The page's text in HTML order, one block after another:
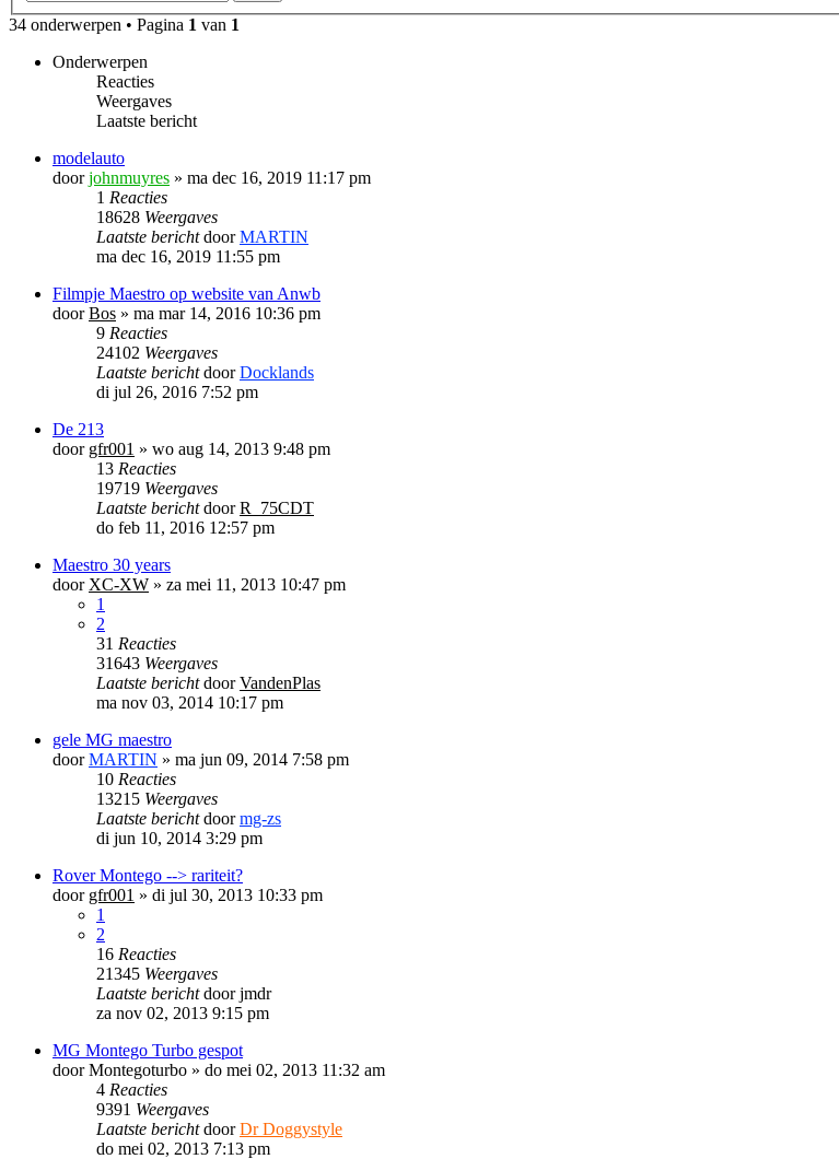
34 onderwerpen • Pagina 1 van 1
Onderwerpen
Reacties
Weergaves
Laatste bericht
modelauto
doorjohnmuyres » ma dec 16, 2019 11:17 pm
1 Reacties
18628 Weergaves
Laatste berichtdoorMARTIN
ma dec 16, 2019 11:55 pm
Filmpje Maestro op website van Anwb
doorBos » ma mar 14, 2016 10:36 pm
9 Reacties
24102 Weergaves
Laatste berichtdoorDocklands
di jul 26, 2016 7:52 pm
De 213
door gfr001 » wo aug 14, 2013 9:48 pm
13 Reacties
19719 Weergaves
Laatste berichtdoorR_75CDT
do feb 11, 2016 12:57 pm
Maestro 30 years
door XC-XW » za mei 11, 2013 10:47 pm
1
2
31 Reacties
31643 Weergaves
Laatste berichtdoorVandenPlas
ma nov 03, 2014 10:17 pm
gele MG maestro
doorMARTIN » ma jun 09, 2014 7:58 pm
10 Reacties
13215 Weergaves
Laatste berichtdoormg-zs
di jun 10, 2014 3:29 pm
Rover Montego --> rariteit?
door gfr001 » di jul 30, 2013 10:33 pm
1
2
16 Reacties
21345 Weergaves
Laatste berichtdoorjmdr
za nov 02, 2013 9:15 pm
MG Montego Turbo gespot
doorMontegoturbo » do mei 02, 2013 11:32 am
4 Reacties
9391 Weergaves
Laatste berichtdoorDr Doggystyle
do mei 02, 2013 7:13 pm